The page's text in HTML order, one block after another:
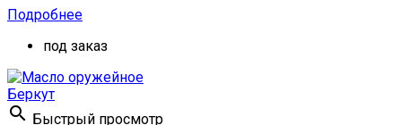
Подробнее
под заказ
 Быстрый просмотр